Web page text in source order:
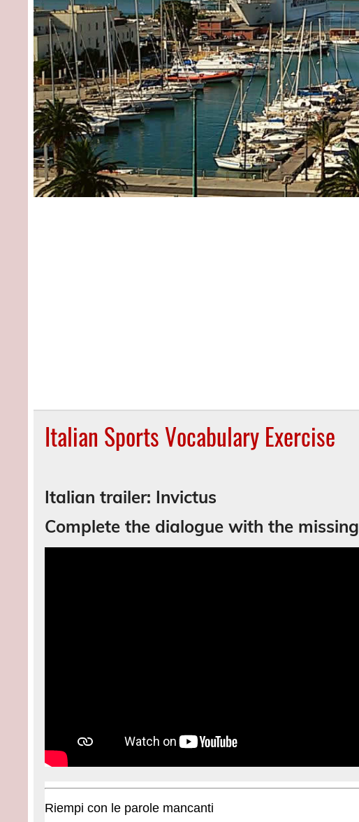
Italian Sports Vocabulary Exercise
Italian trailer: Invictus
Complete the dialogue with the missing